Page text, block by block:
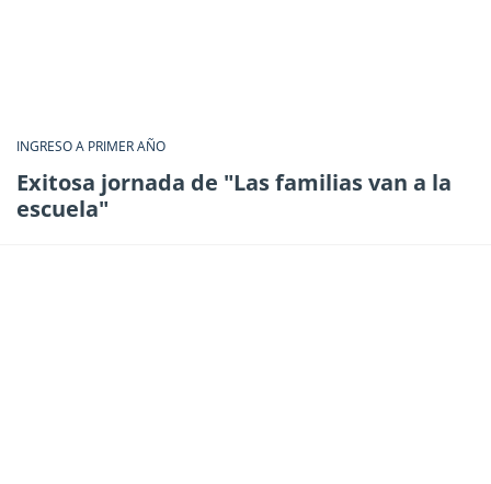
INGRESO A PRIMER AÑO
Exitosa jornada de "Las familias van a la
escuela"